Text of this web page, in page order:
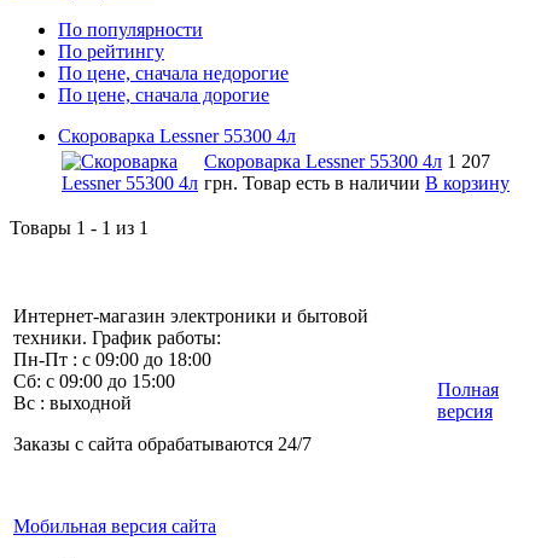
По популярности
По рейтингу
По цене, сначала недорогие
По цене, сначала дорогие
Скороварка Lessner 55300 4л
Скороварка Lessner 55300 4л 1 207
грн. Товар есть в наличии В корзину
Товары 1 - 1 из 1
Интернет-магазин электроники и бытовой
техники. График работы:
Пн-Пт : с 09:00 до 18:00
Сб: с 09:00 до 15:00
Вс : выходной
Заказы с сайта обрабатываются 24/7
Мобильная версия сайта
Полная
версия